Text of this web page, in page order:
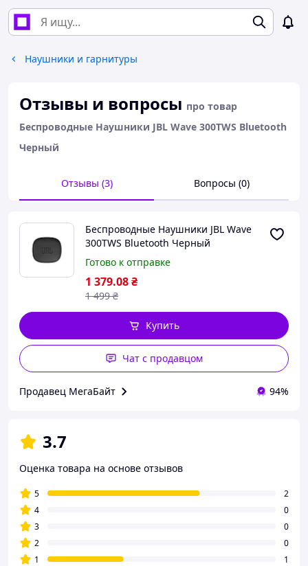
Наушники и гарнитуры
Отзывы и вопросы про товар
Беспроводные Наушники JBL Wave 300TWS Bluetooth
Черный
Отзывы (3) Вопросы (0)
Беспроводные Наушники JBL Wave
300TWS Bluetooth Черный
Готово к отправке
1 379.08₴
1 499 ₴
Купить
Чат с продавцом
Продавец МегаБайт 94%
3.7
Оценка товара на основе отзывов
5
2
4
0
3
0
2
0
1
1